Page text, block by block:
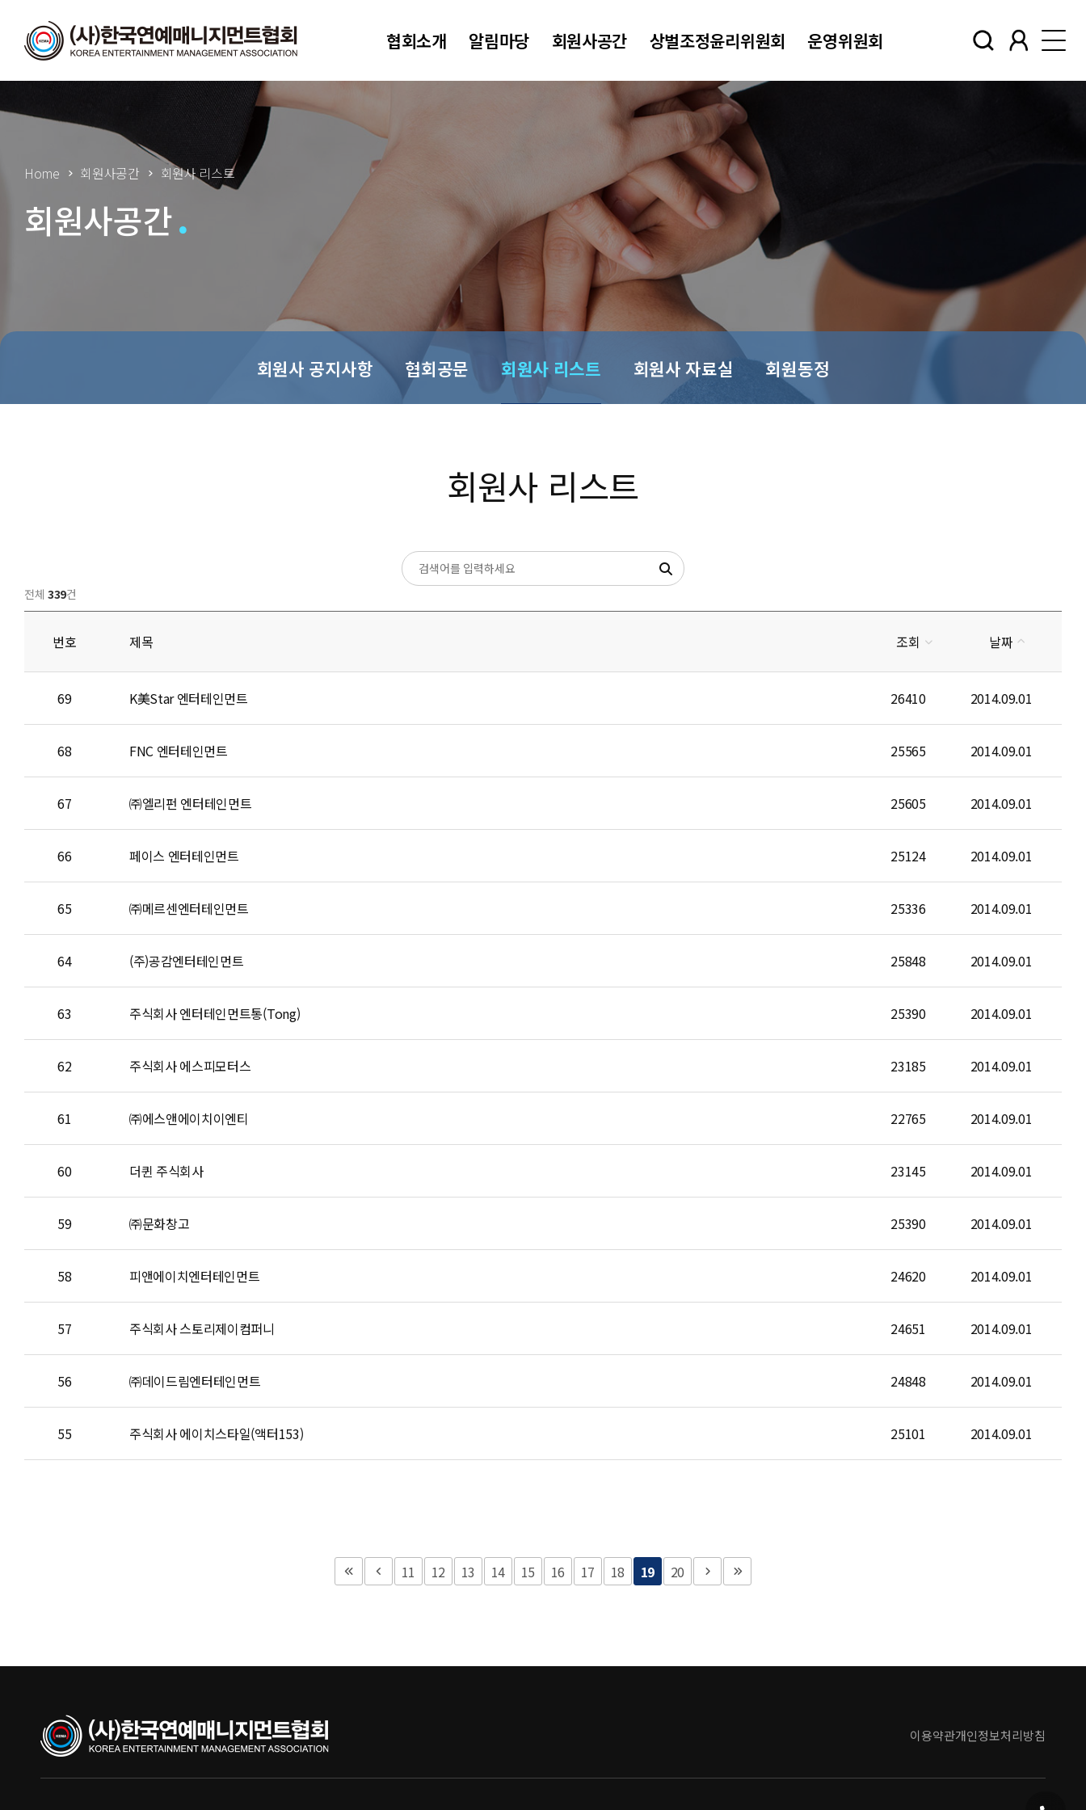
협회소개 알림마당 회원사공간 상벌조정윤리위원회 운영위원회
Home 회원사공간 회원사 리스트
회원사공간
회원사 공지사항 협회공문 회원사 리스트 회원사 자료실 회원동정
회원사 리스트
전체339건
번호 제목 조회 날짜
69 K美Star 엔터테인먼트 26410 2014.09.01
68 FNC 엔터테인먼트 25565 2014.09.01
67 ㈜엘리펀 엔터테인먼트 25605 2014.09.01
66 페이스 엔터테인먼트 25124 2014.09.01
65 ㈜메르센엔터테인먼트 25336 2014.09.01
64 (주)공감엔터테인먼트 25848 2014.09.01
63 주식회사 엔터테인먼트통(Tong) 25390 2014.09.01
62 주식회사 에스피모터스 23185 2014.09.01
61 ㈜에스앤에이치이엔티 22765 2014.09.01
60 더퀸 주식회사 23145 2014.09.01
59 ㈜문화창고 25390 2014.09.01
58 피앤에이치엔터테인먼트 24620 2014.09.01
57 주식회사 스토리제이컴퍼니 24651 2014.09.01
56 ㈜데이드림엔터테인먼트 24848 2014.09.01
55 주식회사 에이치스타일(액터153) 25101 2014.09.01
11 12 13 14 15 16 17 18 19 20
이용약관개인정보처리방침